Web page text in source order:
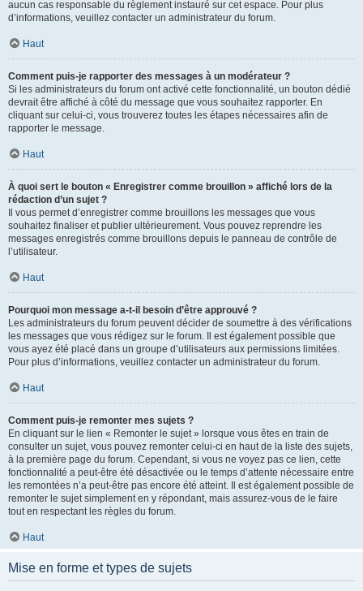
aucun cas responsable du règlement instauré sur cet espace. Pour plus
d’informations, veuillez contacter un administrateur du forum.
Haut
Comment puis-je rapporter des messages à un modérateur ?
Si les administrateurs du forum ont activé cette fonctionnalité, un bouton dédié
devrait être affiché à côté du message que vous souhaitez rapporter. En
cliquant sur celui-ci, vous trouverez toutes les étapes nécessaires afin de
rapporter le message.
Haut
À quoi sert le bouton « Enregistrer comme brouillon » affiché lors de la
rédaction d’un sujet ?
Il vous permet d’enregistrer comme brouillons les messages que vous
souhaitez finaliser et publier ultérieurement. Vous pouvez reprendre les
messages enregistrés comme brouillons depuis le panneau de contrôle de
l’utilisateur.
Haut
Pourquoi mon message a-t-il besoin d’être approuvé ?
Les administrateurs du forum peuvent décider de soumettre à des vérifications
les messages que vous rédigez sur le forum. Il est également possible que
vous ayez été placé dans un groupe d’utilisateurs aux permissions limitées.
Pour plus d’informations, veuillez contacter un administrateur du forum.
Haut
Comment puis-je remonter mes sujets ?
En cliquant sur le lien « Remonter le sujet » lorsque vous êtes en train de
consulter un sujet, vous pouvez remonter celui-ci en haut de la liste des sujets,
à la première page du forum. Cependant, si vous ne voyez pas ce lien, cette
fonctionnalité a peut-être été désactivée ou le temps d’attente nécessaire entre
les remontées n’a peut-être pas encore été atteint. Il est également possible de
remonter le sujet simplement en y répondant, mais assurez-vous de le faire
tout en respectant les règles du forum.
Haut
Mise en forme et types de sujets